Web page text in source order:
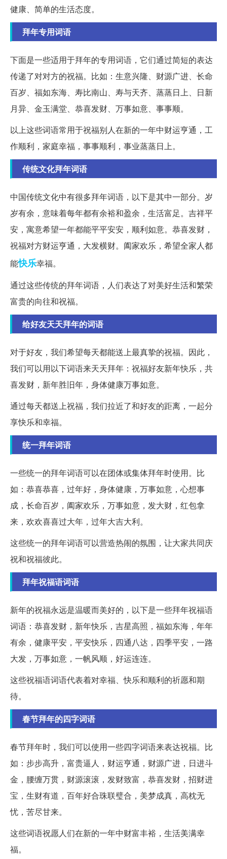
健康、简单的生活态度。
拜年专用词语
下面是一些适用于拜年的专用词语，它们通过简短的表达
传递了对对方的祝福。比如：生意兴隆、财源广进、长命
百岁、福如东海、寿比南山、寿与天齐、蒸蒸日上、日新
月异、金玉满堂、恭喜发财、万事如意、事事顺。
以上这些词语常用于祝福别人在新的一年中财运亨通，工
作顺利，家庭幸福，事事顺利，事业蒸蒸日上。
传统文化拜年词语
中国传统文化中有很多拜年词语，以下是其中一部分。岁
岁有余，意味着每年都有余裕和盈余，生活富足。吉祥平
安，寓意希望一年都能平平安安，顺利如意。恭喜发财，
祝福对方财运亨通，大发横财。阖家欢乐，希望全家人都
能快乐幸福。
通过这些传统的拜年词语，人们表达了对美好生活和繁荣
富贵的向往和祝福。
给好友天天拜年的词语
对于好友，我们希望每天都能送上最真挚的祝福。因此，
我们可以用以下词语来天天拜年：祝福好友新年快乐，共
喜发财，新年胜旧年，身体健康万事如意。
通过每天都送上祝福，我们拉近了和好友的距离，一起分
享快乐和幸福。
统一拜年词语
一些统一的拜年词语可以在团体或集体拜年时使用。比
如：恭喜恭喜，过年好，身体健康，万事如意，心想事
成，长命百岁，阖家欢乐，万事如意，发大财，红包拿
来，欢欢喜喜过大年，过年大吉大利。
这些统一的拜年词语可以营造热闹的氛围，让大家共同庆
祝和祝福彼此。
拜年祝福语词语
新年的祝福永远是温暖而美好的，以下是一些拜年祝福语
词语：恭喜发财，新年快乐，吉星高照，福如东海，年年
有余，健康平安，平安快乐，四通八达，四季平安，一路
大发，万事如意，一帆风顺，好运连连。
这些祝福语词语代表着对幸福、快乐和顺利的祈愿和期
待。
春节拜年的四字词语
春节拜年时，我们可以使用一些四字词语来表达祝福。比
如：步步高升，富贵逼人，财运亨通，财源广进，日进斗
金，腰缠万贯，财源滚滚，发财致富，恭喜发财，招财进
宝，生财有道，百年好合珠联璧合，美梦成真，高枕无
忧，苦尽甘来。
这些词语祝愿人们在新的一年中财富丰裕，生活美满幸
福。